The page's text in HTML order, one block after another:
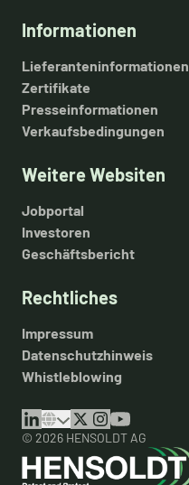
Informationen
Lieferanteninformationen
Zertifikate
Presseinformationen
Verkaufsbedingungen
Weitere Websiten
Jobportal
Investoren
Geschäftsbericht
Rechtliches
Impressum
Datenschutzhinweis
Whistleblowing
© 2026 HENSOLDT AG